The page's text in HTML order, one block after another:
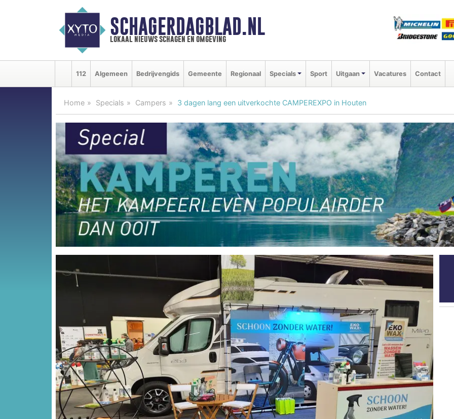
SCHAGERDAGBLAD.NL
lokaal nieuws schagen en omgeving
112 Algemeen Bedrijvengids Gemeente Regionaal Specials Sport Uitgaan Vacatures Contact
Home Specials Campers 3 dagen lang een uitverkochte CAMPEREXPO in Houten